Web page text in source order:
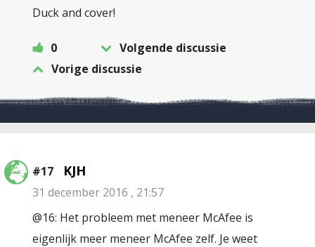
Duck and cover!
0
Volgende discussie
Vorige discussie
#17 KJH
31 december 2016 , 21:57
@16: Het probleem met meneer McAfee is
eigenlijk meer meneer McAfee zelf. Je weet